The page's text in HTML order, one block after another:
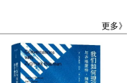
更多》